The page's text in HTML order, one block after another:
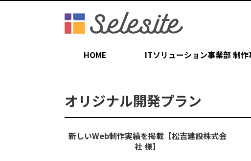
HOME ITソリューション事業部 制作
オリジナル開発プラン
新しいWeb制作実績を掲載【松吉建設株式会
社 様】